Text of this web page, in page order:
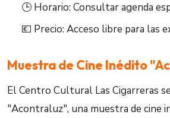
🕒 Horario: Consultar agenda
💶 Precio: Acceso libre para las
Muestra de Cine Inédito
El Centro Cultural Las Cigarreras
"Acontraluz", una muestra de cine